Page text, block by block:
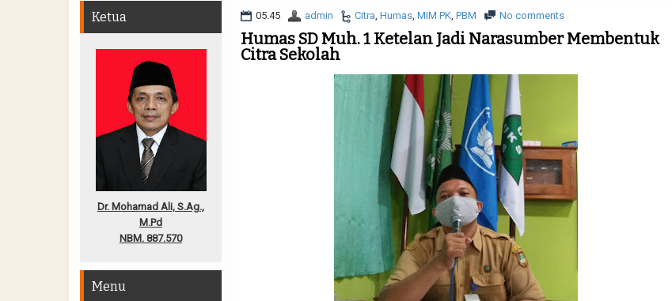
05.45 admin Citra, Humas, MIM PK, PBM No comments
Humas SD Muh. 1 Ketelan Jadi Narasumber Membentuk
Citra Sekolah
Ketua
Dr. Mohamad Ali, S.Ag.,
M.Pd
NBM. 887.570
Menu